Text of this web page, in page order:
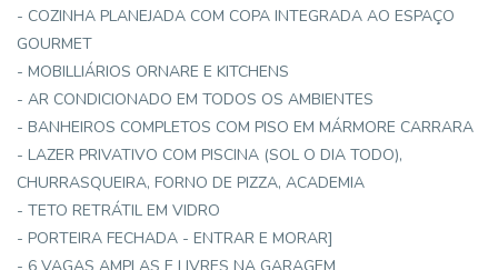
- COZINHA PLANEJADA COM COPA INTEGRADA AO ESPAÇO
GOURMET
- MOBILLIÁRIOS ORNARE E KITCHENS
- AR CONDICIONADO EM TODOS OS AMBIENTES
- BANHEIROS COMPLETOS COM PISO EM MÁRMORE CARRARA
- LAZER PRIVATIVO COM PISCINA (SOL O DIA TODO),
CHURRASQUEIRA, FORNO DE PIZZA, ACADEMIA
- TETO RETRÁTIL EM VIDRO
- PORTEIRA FECHADA - ENTRAR E MORAR]